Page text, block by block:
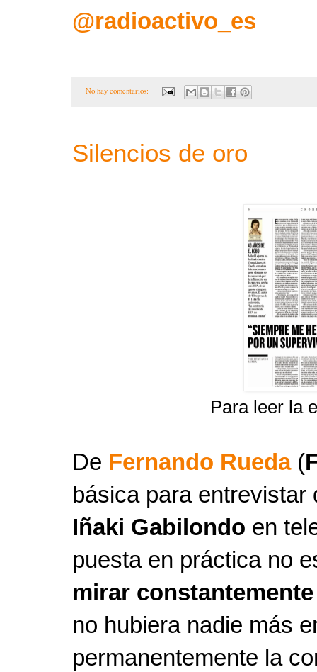
@radioactivo_es
No hay comentarios:
Silencios de oro
Para leer la
De Fernando Rueda(
básica para entrevistar
Iñaki Gabilondo en
puesta en práctica no
mirar
no hubiera nadie más
permanentemente la